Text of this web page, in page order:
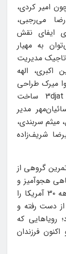
همچون امیر کردی،
می‌رجبی،
ایفای نقش
به مهیار
تاجیک مدیریت
اکبری، الهه
میرک طراحی
صحنه، لباس و چهره‌پردازی و گروه 3djat ساخت
مدیر
میثم سربندی،
شریف‌زاده
تحقیق و تمرین گروهی از
هجوآمیز و
کمدی سیاه، زندگی خانواده وینگفیلد در دهه ۳۰ آمریکا را
دست رفته و
رویاهایی که
فرزندان